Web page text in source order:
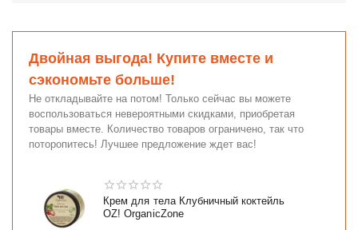
Двойная выгода! Купите вместе и
сэкономьте больше!
Не откладывайте на потом! Только сейчас вы можете
воспользоваться невероятными скидками, приобретая
товары вместе. Количество товаров ограничено, так что
поторопитесь! Лучшее предложение ждет вас!
Крем для тела Клубничный коктейль
OZ! OrganicZone